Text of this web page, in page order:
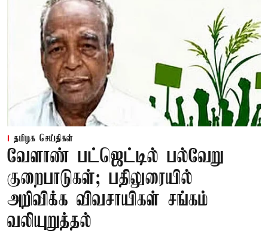
தமிழக செய்திகள்
வேளாண் பட்ஜெட்டில் பல்வேறு
குறைபாடுகள்; பதிலுரையில்
அறிவிக்க விவசாயிகள் சங்கம்
வலியுறுத்தல்